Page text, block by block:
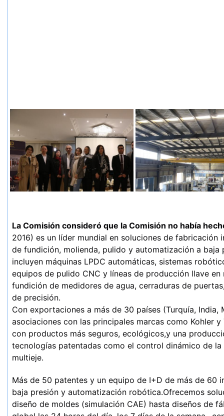
La Comisión consideró que la Comisión no había
2016) es un líder mundial en soluciones de fabricación
de fundición, molienda, pulido y automatización a
incluyen máquinas LPDC automáticas, sistemas
equipos de pulido CNC y líneas de producción llave
fundición de medidores de agua, cerraduras de
de precisión.
Con exportaciones a más de 30 países (Turquía, India,
asociaciones con las principales marcas como Kohler
con productos más seguros, ecológicos,y una
tecnologías patentadas como el control dinámico de
multieje.
Más de 50 patentes y un equipo de I+D de más de 60
baja presión y automatización robótica.Ofrecemos
diseño de moldes (simulación CAE) hasta diseños de